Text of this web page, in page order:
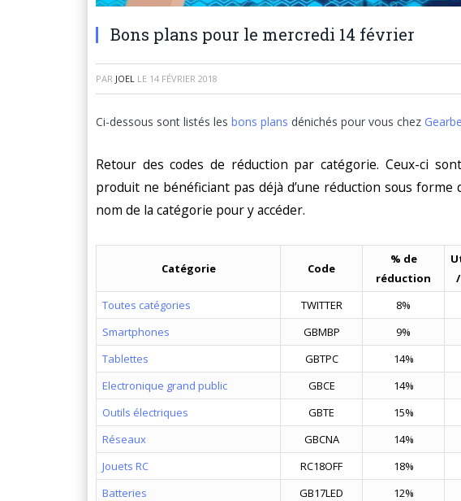
Bons plans pour le mercredi 14 février
PAR JOEL LE 14 FÉVRIER 2018
Ci-dessous sont listés les bons plans dénichés pour vous chez
Retour des codes de réduction par catégorie. Ceux-ci
produit ne bénéficiant pas déjà d’une réduction sous forme
nom de la catégorie pour y accéder.
Catégorie Code
% de
réduction
Toutes catégories
TWITTER 8%
Smartphones
GBMBP 9%
Tablettes
GBTPC 14%
Electronique grand public
GBCE 14%
Outils électriques
GBTE 15%
Réseaux
GBCNA 14%
Jouets RC
RC18OFF 18%
Batteries
GB17LED 12%